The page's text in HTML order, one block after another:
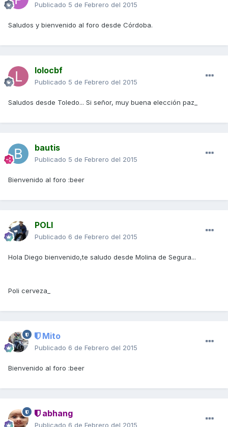
Publicado 5 de Febrero del 2015
Saludos y bienvenido al foro desde Córdoba.
lolocbf
Publicado 5 de Febrero del 2015
Saludos desde Toledo... Si señor, muy buena elección paz_
bautis
Publicado 5 de Febrero del 2015
Bienvenido al foro :beer
POLI
Publicado 6 de Febrero del 2015
Hola Diego bienvenido,te saludo desde Molina de Segura...
Poli cerveza_
Mito
Publicado 6 de Febrero del 2015
Bienvenido al foro :beer
abhang
Publicado 6 de Febrero del 2015